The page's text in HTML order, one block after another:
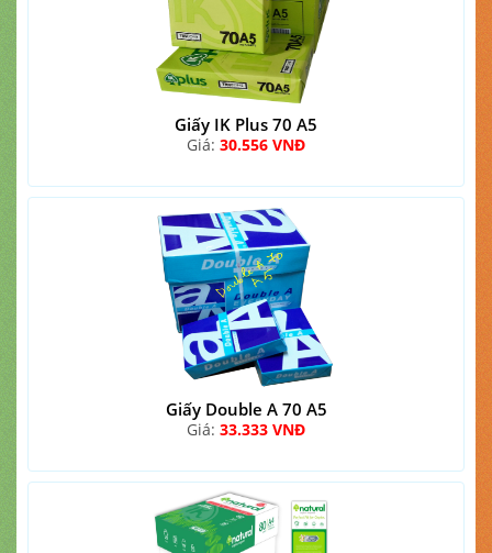
Giấy IK Plus 70 A5
Giá: 30.556 VNĐ
Giấy Double A 70 A5
Giá: 33.333 VNĐ